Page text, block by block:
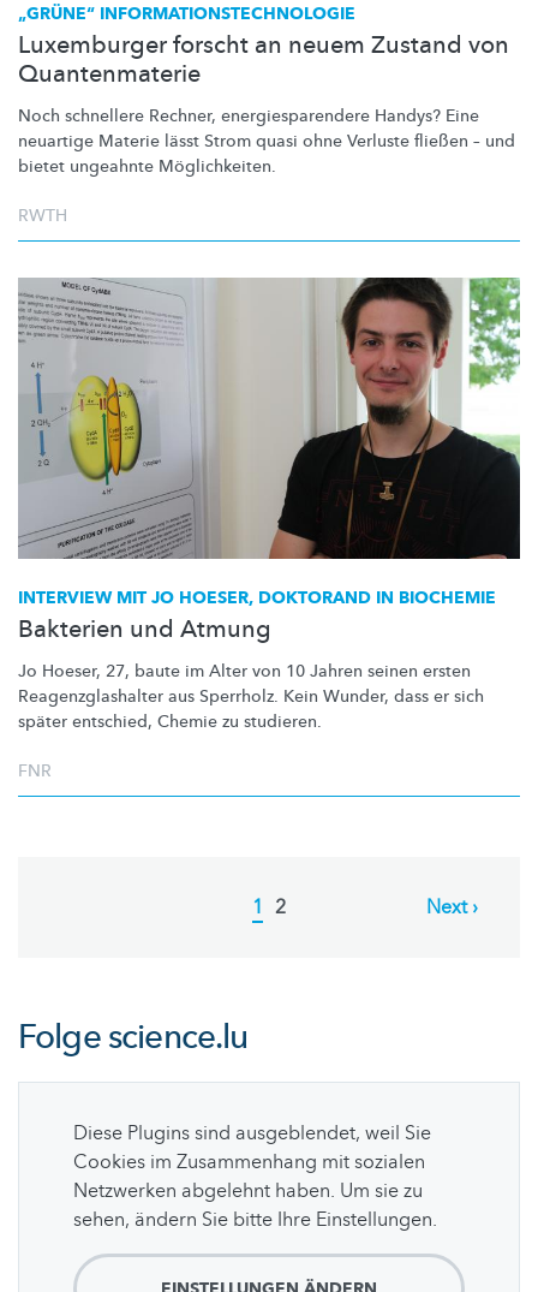
„GRÜNE“ INFORMATIONSTECHNOLOGIE
Luxemburger forscht an neuem Zustand von
Quantenmaterie
Noch schnellere Rechner, energiesparendere Handys? Eine
neuartige Materie lässt Strom quasi ohne Verluste fließen – und
bietet ungeahnte Möglichkeiten.
RWTH
INTERVIEW MIT JO HOESER, DOKTORAND IN BIOCHEMIE
Bakterien und Atmung
Jo Hoeser, 27, baute im Alter von 10 Jahren seinen ersten
Reagenzglashalter aus Sperrholz. Kein Wunder, dass er sich
später entschied, Chemie zu studieren.
FNR
Current
1 Page
2
Next
Next ›
Folgescience.lu
Diese Plugins sind ausgeblendet, weil Sie
Cookies im Zusammenhang mit sozialen
Netzwerken abgelehnt haben. Um sie zu
sehen, ändern Sie bitte Ihre Einstellungen.